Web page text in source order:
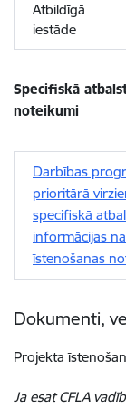
Atbildīgā
iestāde
Specifiskā
noteikumi
Darbības
prioritārā
specifiskā
informācijas
īstenošanas
Dokumenti,
Projekta
Ja esat CFLA